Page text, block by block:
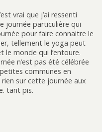
vrai que j’ai ressenti
journée particulière qui
pour faire connaitre le
tellement le yoga peut
le monde qui l’entoure.
n’est pas été célébrée
communes en
rien sur cette journée aux
tant pis.